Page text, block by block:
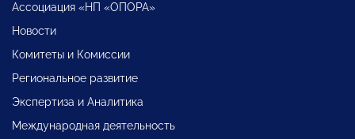
Ассоциация «НП «ОПОРА»
Новости
Комитеты и Комиссии
Региональное развитие
Экспертиза и Аналитика
Международная деятельность